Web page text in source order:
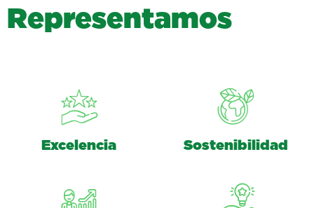
Representamos
Excelencia Sostenibilidad